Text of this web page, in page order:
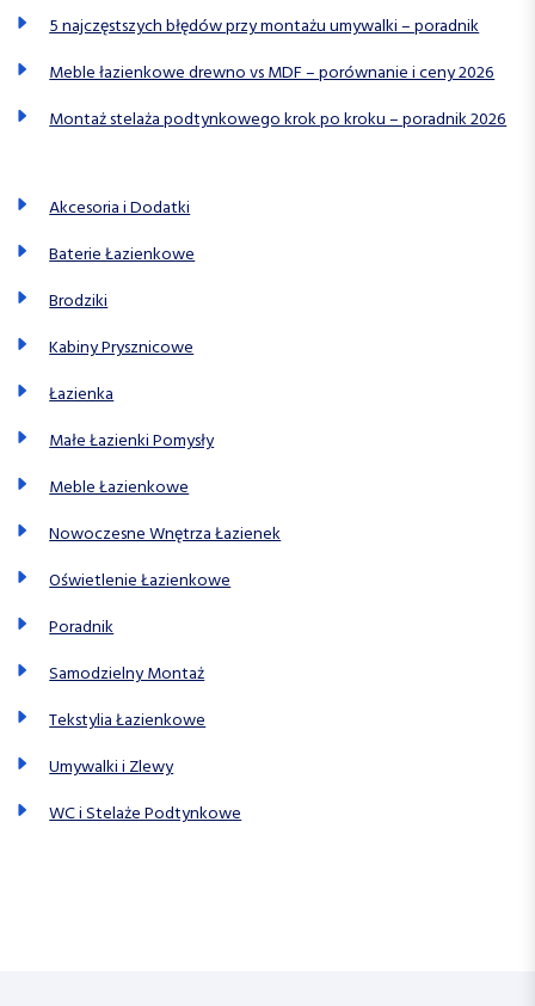
5 najczęstszych błędów przy montażu umywalki – poradnik
Meble łazienkowe drewno vs MDF – porównanie i ceny 2026
Montaż stelaża podtynkowego krok po kroku – poradnik 2026
Akcesoria i Dodatki
Baterie Łazienkowe
Brodziki
Kabiny Prysznicowe
Łazienka
Małe Łazienki Pomysły
Meble Łazienkowe
Nowoczesne Wnętrza Łazienek
Oświetlenie Łazienkowe
Poradnik
Samodzielny Montaż
Tekstylia Łazienkowe
Umywalki i Zlewy
WC i Stelaże Podtynkowe